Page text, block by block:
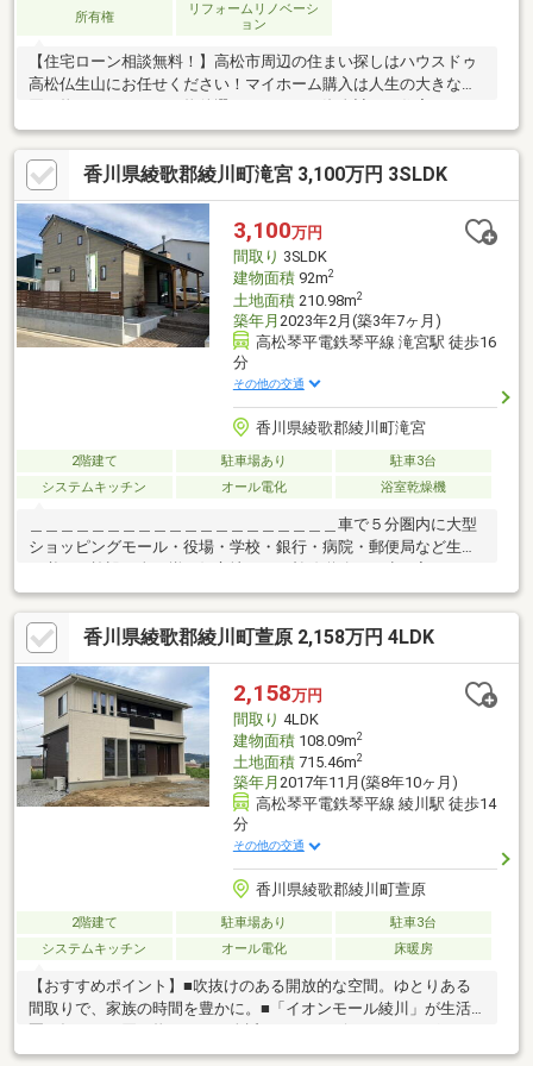
所有権
リフォームリノベーシ
ョン
【住宅ローン相談無料！】高松市周辺の住まい探しはハウスドゥ
高松仏生山にお任せください！マイホーム購入は人生の大きなお
のご相談までしっかりサポートいたします。気になる物件をまと
めてご案内できるため、効率よく比較検討が可能です。新築・中
古戸建て・マンション・土地まで幅広く対応し、ネット掲載前の
未公開情報もご紹介できる場合があります。地域密着ならではの
情報力と丁寧な対応で、お客様にぴったりのお住まい探しをお手
伝いします。まずはお気軽にお問い合わせください！
香川県綾歌郡綾川町滝宮 3,100万円 3SLDK
3,100万円
間取り 3SLDK
建物面積92m2
土地面積210.98m2
築年月 2023年2月(築3年7ヶ月)
高松琴平電鉄琴平線 滝宮駅 徒歩16
分
その他の交通
香川県綾歌郡綾川町滝宮
2階建て 駐車場あり
駐車3台
システムキッチン
オール電化 浴室乾燥機
＿＿＿＿＿＿＿＿＿＿＿＿＿＿＿＿＿＿＿＿車で５分圏内に大型
ショッピングモール・役場・学校・銀行・病院・郵便局など生活
ころにある大型分譲地の一画です。分譲地内の道路も広々として
います。好立地でありながらのどかで落ち着いた環境で暮らせま
す。また北と西が道路に面している角地になっているため解放感
もあります。２０２３年２月新築のこちらのお家の特徴はなんと
いっても土間リビングの薪ストーブ。寒い冬もお家全体を心地よ
い暖かさで包んでくれます。◎条件を満たす場合は綾川町若者定
住促進補助金１００万円が利用できます。※詳細は綾川町ＨＰで
香川県綾歌郡綾川町萱原 2,158万円 4LDK
2,158万円
間取り 4LDK
建物面積108.09m2
土地面積715.46m2
築年月 2017年11月(築8年10ヶ月)
高松琴平電鉄琴平線 綾川駅 徒歩14
分
その他の交通
香川県綾歌郡綾川町萱原
2階建て 駐車場あり
駐車3台
システムキッチン
オール電化 床暖房
【おすすめポイント】■吹抜けのある開放的な空間。ゆとりある
間取りで、家族の時間を豊かに。■「イオンモール綾川」が生活
ア、郵便局などの生活施設も充実しており生活しやすい環境で